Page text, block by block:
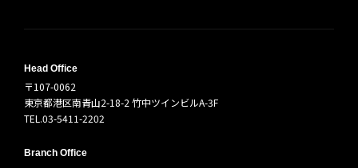
Head Office
〒107-0062
東京都港区南青山2-18-2 竹中ツインビルA-3F
TEL.03-5411-2202
Branch Office